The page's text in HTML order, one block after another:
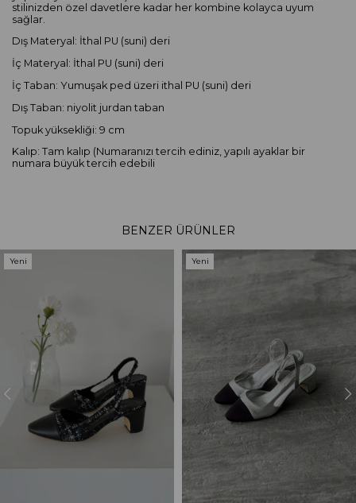
stilinizden özel davetlere kadar her kombine kolayca uyum
sağlar.
Dış Materyal: İthal PU (suni) deri
İç Materyal: İthal PU (suni) deri
İç Taban: Yumuşak ped üzeri ithal PU (suni) deri
Dış Taban: niyolit jurdan taban
Topuk yüksekliği: 9 cm
Kalıp: Tam kalıp (Numaranızı tercih ediniz, yapılı ayaklar bir
numara büyük tercih edebili
BENZER ÜRÜNLER
Yeni
Yeni